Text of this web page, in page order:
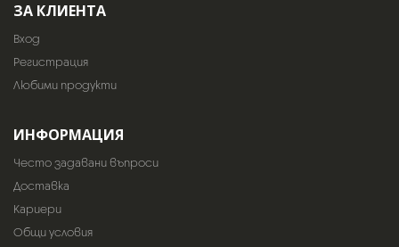
ЗА КЛИЕНТА
Вход
Регистрация
Любими продукти
ИНФОРМАЦИЯ
Често задавани въпроси
Доставка
Кариери
Общи условия